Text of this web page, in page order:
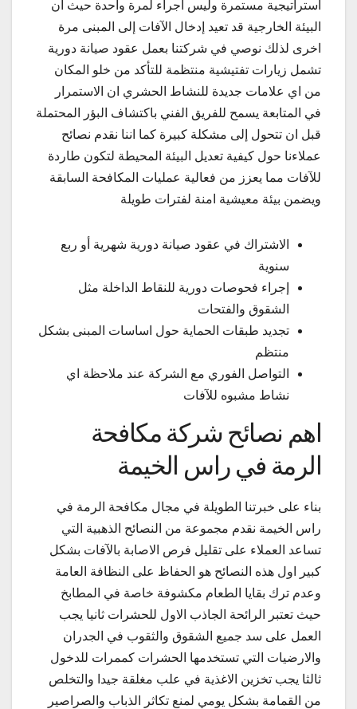
استراتيجية مستمرة وليس اجراء لمرة واحدة حيث ان
البيئة الخارجية قد تعيد إدخال الآفات إلى المبنى مرة
اخرى لذلك نوصي في شركتنا بعمل عقود صيانة دورية
تشمل زيارات تفتيشية منتظمة للتأكد من خلو المكان
من اي علامات جديدة للنشاط الحشري ان الاستمرار
في المتابعة يسمح للفريق الفني باكتشاف البؤر المحتملة
قبل ان تتحول إلى مشكلة كبيرة كما اننا نقدم نصائح
عملاءنا حول كيفية تعديل البيئة المحيطة لتكون طاردة
للآفات مما يعزز من فعالية عمليات المكافحة السابقة
ويضمن بيئة معيشية امنة لفترات طويلة
الاشتراك في عقود صيانة دورية شهرية أو ربع
سنوية
إجراء فحوصات دورية للنقاط الداخلة مثل
الشقوق والفتحات
تجديد طبقات الحماية حول اساسات المبنى بشكل
منتظم
التواصل الفوري مع الشركة عند ملاحظة اي
نشاط مشبوه للآفات
اهم نصائح شركة مكافحة
الرمة في راس الخيمة
بناء على خبرتنا الطويلة في مجال مكافحة الرمة في
راس الخيمة نقدم مجموعة من النصائح الذهبية التي
تساعد العملاء على تقليل فرص الاصابة بالآفات بشكل
كبير اول هذه النصائح هو الحفاظ على النظافة العامة
وعدم ترك بقايا الطعام مكشوفة خاصة في المطابخ
حيث تعتبر الرائحة الجاذب الاول للحشرات ثانيا يجب
العمل على سد جميع الشقوق والثقوب في الجدران
والارضيات التي تستخدمها الحشرات كممرات للدخول
ثالثا يجب تخزين الاغذية في علب مغلقة جيدا والتخلص
من القمامة بشكل يومي لمنع تكاثر الذباب والصراصير